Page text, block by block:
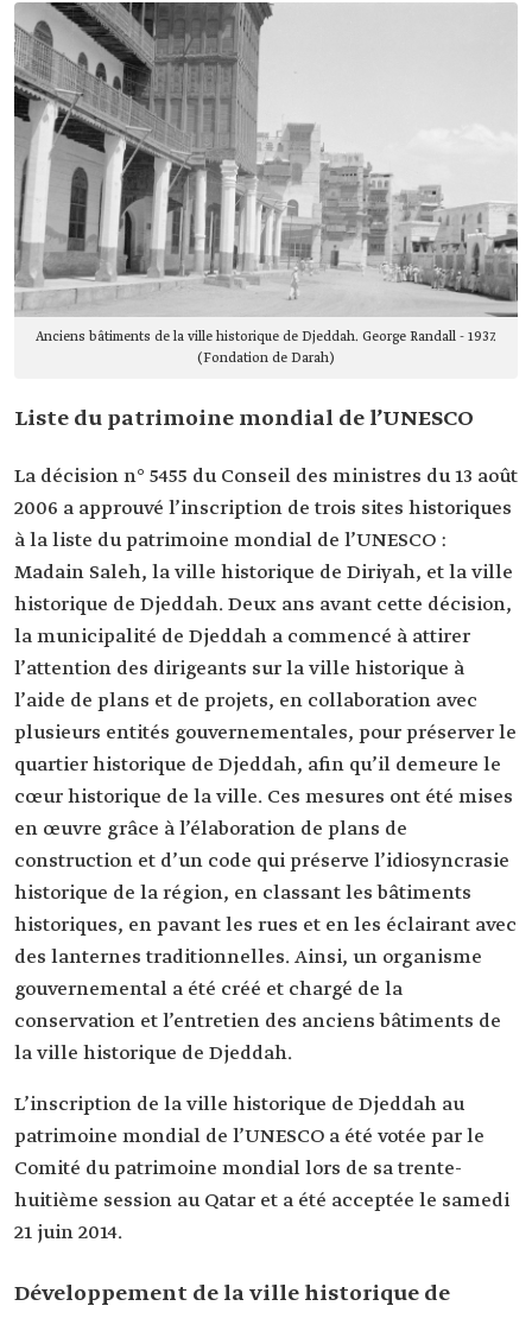
Anciens bâtiments de la ville historique de Djeddah. George Randall - 1937.
(Fondation de Darah)
Liste du patrimoine mondial de l’UNESCO
La décision n° 5455 du Conseil des ministres du 13 août
2006 a approuvé l’inscription de trois sites historiques
à la liste du patrimoine mondial de l’UNESCO :
Madain Saleh, la ville historique de Diriyah, et la ville
historique de Djeddah. Deux ans avant cette décision,
la municipalité de Djeddah a commencé à attirer
l’attention des dirigeants sur la ville historique à
l’aide de plans et de projets, en collaboration avec
plusieurs entités gouvernementales, pour préserver le
quartier historique de Djeddah, afin qu’il demeure le
cœur historique de la ville. Ces mesures ont été mises
en œuvre grâce à l’élaboration de plans de
construction et d’un code qui préserve l’idiosyncrasie
historique de la région, en classant les bâtiments
historiques, en pavant les rues et en les éclairant avec
des lanternes traditionnelles. Ainsi, un organisme
gouvernemental a été créé et chargé de la
conservation et l’entretien des anciens bâtiments de
la ville historique de Djeddah.
L’inscription de la ville historique de Djeddah au
patrimoine mondial de l’UNESCO a été votée par le
Comité du patrimoine mondial lors de sa trente-
huitième session au Qatar et a été acceptée le samedi
21 juin 2014.
Développement de la ville historique de